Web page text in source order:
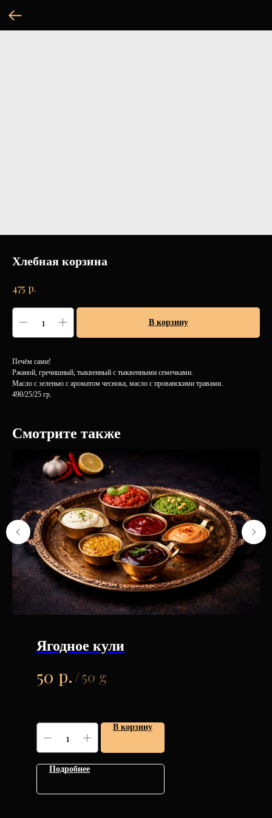
Хлебная корзина
475 р.
В корзину
Печём сами!
Ржаной, гречишный, тыквенный с тыквенными семечками.
Масло с зеленью с ароматом чеснока, масло с прованскими травами.
490/25/25 гр.
Смотрите также
Ягодное кули
50 р. /50 g
В корзину
Подробнее